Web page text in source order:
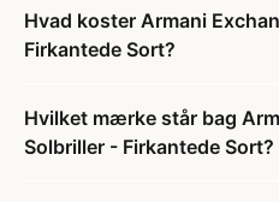
Hvad koster Armani
Firkantede Sort?
Hvilket mærke står bag
Solbriller - Firkantede Sort?